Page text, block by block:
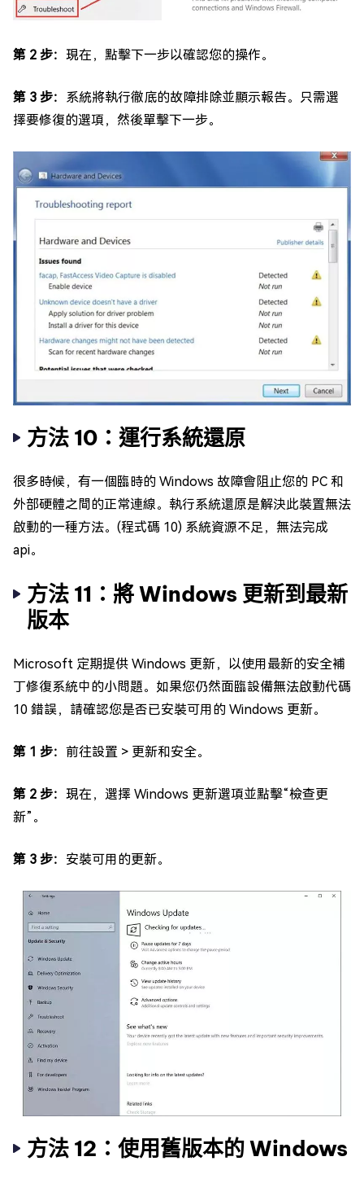
第 2 步： 現在，點擊下一步以確認您的操作。
第 3 步： 系統將執行徹底的故障排除並顯示報告。只需選
擇要修復的選項，然後單擊下一步。
方法 10：運行系統還原
很多時候，有一個臨時的 Windows 故障會阻止您的 PC 和
外部硬體之間的正常連線。執行系統還原是解決此裝置無法
啟動的一種方法。(程式碼 10) 系統資源不足，無法完成
api。
方法 11：將 Windows 更新到最新
版本
Microsoft 定期提供 Windows 更新，以使用最新的安全補
丁修復系統中的小問題。如果您仍然面臨設備無法啟動代碼
10 錯誤，請確認您是否已安裝可用的 Windows 更新。
第 1 步： 前往設置 > 更新和安全。
第 2 步： 現在，選擇 Windows 更新選項並點擊“檢查更
新”。
第 3 步： 安裝可用的更新。
方法 12：使用舊版本的 Windows